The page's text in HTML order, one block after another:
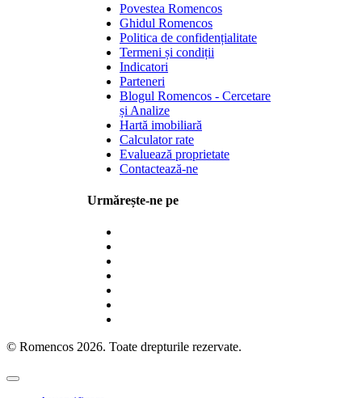
Povestea Romencos
Ghidul Romencos
Politica de confidențialitate
Termeni și condiții
Indicatori
Parteneri
Blogul Romencos - Cercetare
și Analize
Hartă imobiliară
Calculator rate
Evaluează proprietate
Contactează-ne
Urmărește-ne pe
© Romencos 2026. Toate drepturile rezervate.